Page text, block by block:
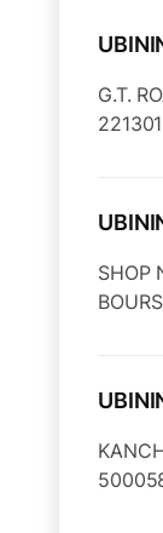
G.T.
221301
SHOP